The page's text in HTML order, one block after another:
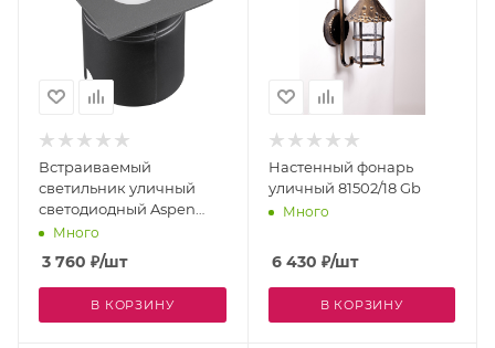
Встраиваемый
светильник уличный
светодиодный Aspen
7030 IP65
Много
3 760 ₽/шт
В КОРЗИНУ
Настенный фонарь
уличный 81502/18 Gb
Много
6 430 ₽/шт
В КОРЗИНУ